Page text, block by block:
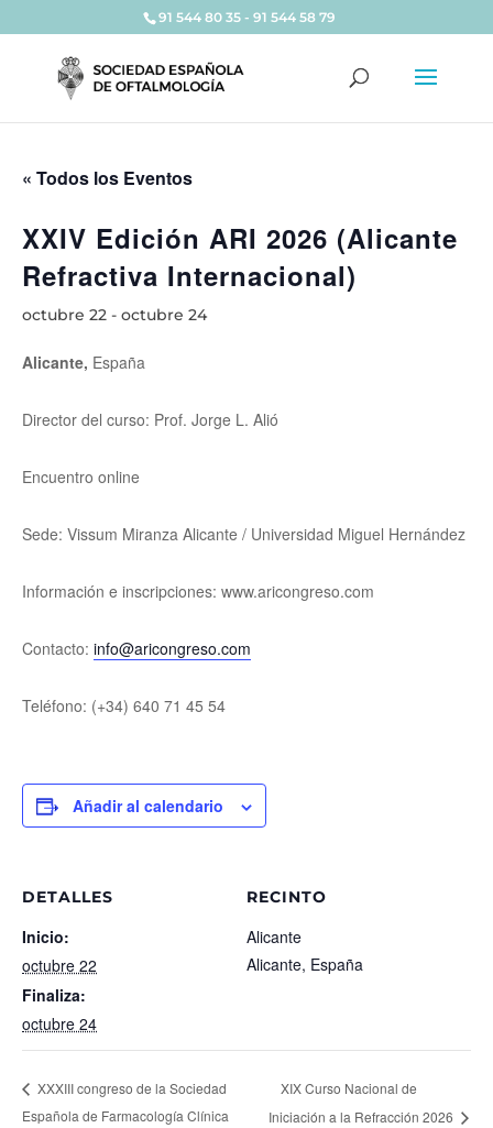
91 544 80 35 - 91 544 58 79
« Todos los Eventos
XXIV Edición ARI 2026 (Alicante
Refractiva Internacional)
octubre 22 - octubre 24
Alicante, España
Director del curso: Prof. Jorge L. Alió
Encuentro online
Sede: Vissum Miranza Alicante / Universidad Miguel Hernández
Información e inscripciones: www.aricongreso.com
Contacto: info@aricongreso.com
Teléfono: (+34) 640 71 45 54
Añadir al calendario
DETALLES
Inicio:
octubre 22
Finaliza:
octubre 24
RECINTO
Alicante
Alicante, España
XXXIII congreso de la Sociedad
Española de Farmacología Clínica
XIX Curso Nacional de
Iniciación a la Refracción 2026